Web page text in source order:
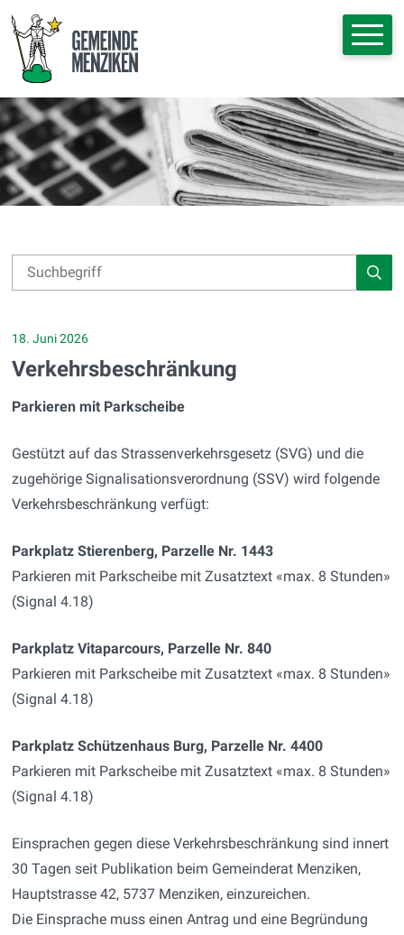
Navigieren in Menziken
Schnellnavigation
Verkehrsbeschränkung
18. Juni 2026
Parkieren mit Parkscheibe
Gestützt auf das Strassenverkehrsgesetz (SVG) und die
zugehörige Signalisationsverordnung (SSV) wird folgende
Verkehrsbeschränkung verfügt:
Parkplatz Stierenberg, Parzelle Nr. 1443
Parkieren mit Parkscheibe mit Zusatztext «max. 8 Stunden»
(Signal 4.18)
Parkplatz Vitaparcours, Parzelle Nr. 840
Parkieren mit Parkscheibe mit Zusatztext «max. 8 Stunden»
(Signal 4.18)
Parkplatz Schützenhaus Burg, Parzelle Nr. 4400
Parkieren mit Parkscheibe mit Zusatztext «max. 8 Stunden»
(Signal 4.18)
Einsprachen gegen diese Verkehrsbeschränkung sind innert
30 Tagen seit Publikation beim Gemeinderat Menziken,
Hauptstrasse 42, 5737 Menziken, einzureichen.
Die Einsprache muss einen Antrag und eine Begründung
Suche
Suchbegriff